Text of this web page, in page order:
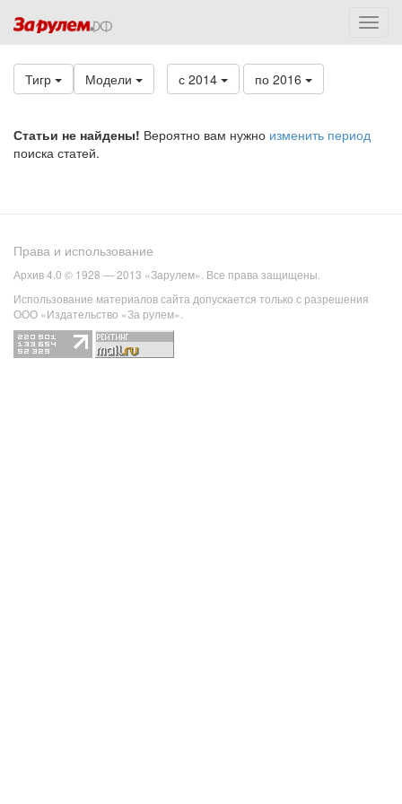
Тигр Модели с 2014 по 2016
Статьи не найдены! Вероятно вам нужно изменить период
поиска статей.
Права и использование
Архив 4.0 © 1928 — 2013 «Зарулем». Все права защищены.
Использование материалов сайта допускается только с разрешения
ООО «Издательство «За рулем».